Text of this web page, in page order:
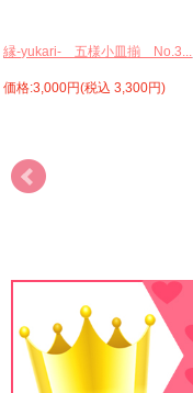
縁-yukari- 五様小皿揃 No.3...
価格:3,000円(税込 3,300円)